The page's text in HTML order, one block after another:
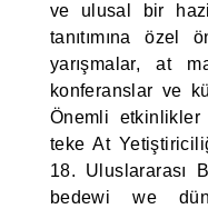
ve ulusal bir
tanıtımına özel
yarışmalar, at
konferanslar ve
Önemli etkinlikler
teke At
18. Uluslararası
bedewi we